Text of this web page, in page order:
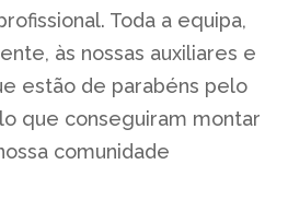
Toda a equipa,
às nossas auxiliares e
estão de parabéns pelo
que conseguiram montar
comunidade